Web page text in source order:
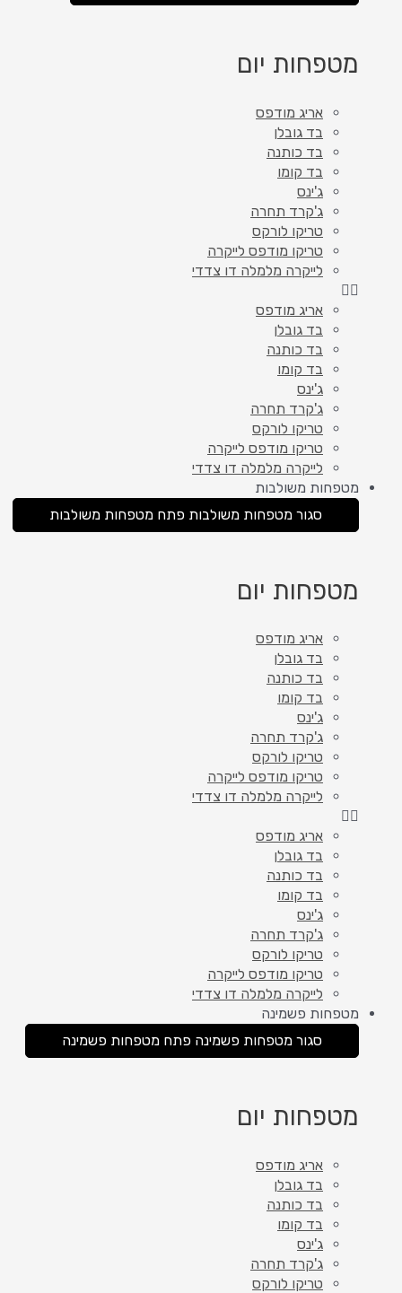
מטפחות יום
אריג מודפס
בד גובלן
בד כותנה
בד קומו
ג'ינס
ג'קרד תחרה
טריקו לורקס
טריקו מודפס לייקרה
לייקרה מלמלה דו צדדי
אריג מודפס
בד גובלן
בד כותנה
בד קומו
ג'ינס
ג'קרד תחרה
טריקו לורקס
טריקו מודפס לייקרה
לייקרה מלמלה דו צדדי
מטפחות משולבות
סגור מטפחות משולבות פתח מטפחות משולבות
מטפחות יום
אריג מודפס
בד גובלן
בד כותנה
בד קומו
ג'ינס
ג'קרד תחרה
טריקו לורקס
טריקו מודפס לייקרה
לייקרה מלמלה דו צדדי
אריג מודפס
בד גובלן
בד כותנה
בד קומו
ג'ינס
ג'קרד תחרה
טריקו לורקס
טריקו מודפס לייקרה
לייקרה מלמלה דו צדדי
מטפחות פשמינה
סגור מטפחות פשמינה פתח מטפחות פשמינה
מטפחות יום
אריג מודפס
בד גובלן
בד כותנה
בד קומו
ג'ינס
ג'קרד תחרה
טריקו לורקס